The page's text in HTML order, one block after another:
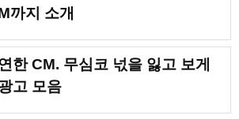
까지 소개
한 CM. 무심코 넋을 잃고 보게
고 모음